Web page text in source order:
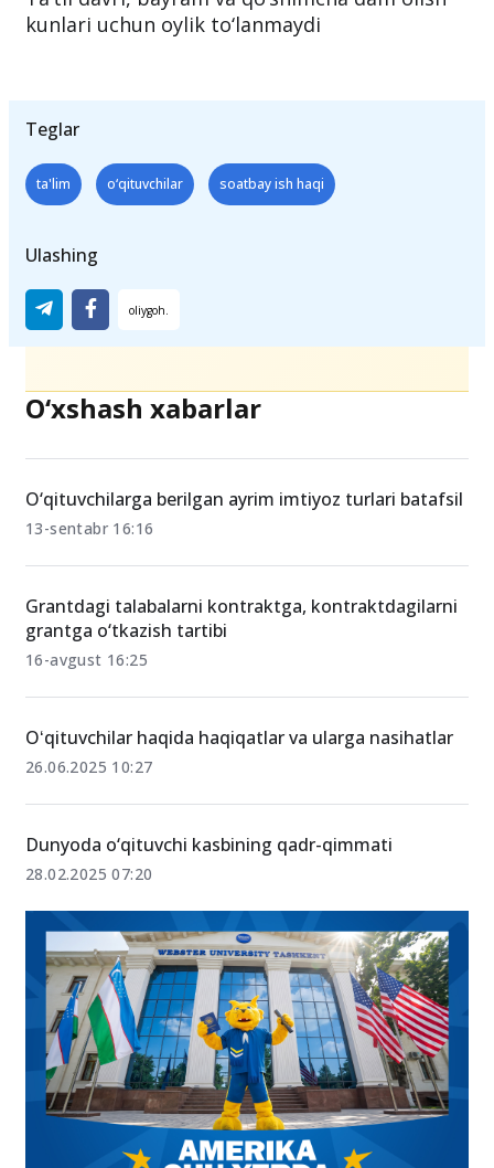
Eslatma:Soatbay ishlovchi pedagoglarga
Teglar
ta'lim
Ulashing
O‘xshash xabarlar
O‘qituvchilarga berilgan ayrim imtiyoz turlari batafsil
13-sentabr 16:16
grantga o‘tkazish tartibi
16-avgust 16:25
Oʻqituvchilar haqida haqiqatlar va ularga nasihatlar
26.06.2025 10:27
28.02.2025 07:20